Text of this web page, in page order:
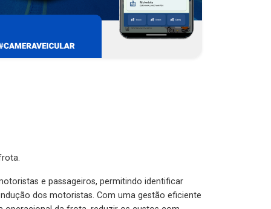
e passageiros, permitindo identificar
dos motoristas. Com uma gestão eficiente
da frota, reduzir os custos com